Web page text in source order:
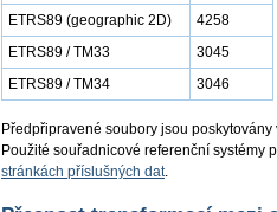
ETRS89 (geographic 2D)
4258
ETRS89 / TM33
3045
ETRS89 / TM34
3046
Předpřipravené soubory jsou
Použité souřadnicové referenční systémy
stránkách příslušných dat.